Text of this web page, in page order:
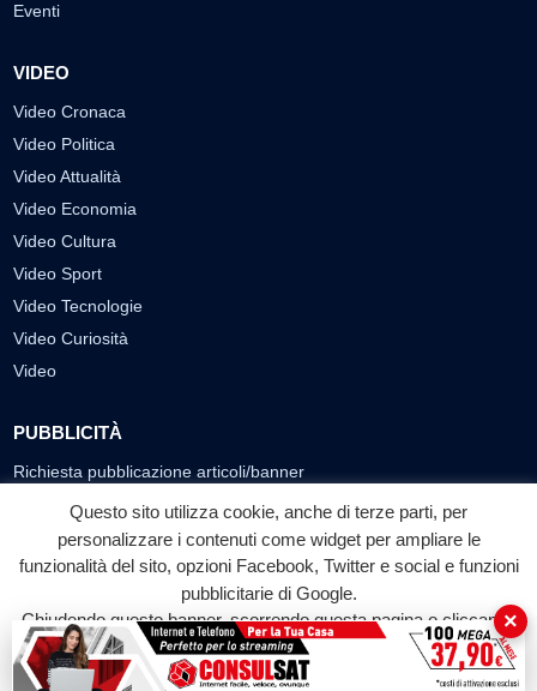
Eventi
VIDEO
Video Cronaca
Video Politica
Video Attualità
Video Economia
Video Cultura
Video Sport
Video Tecnologie
Video Curiosità
Video
PUBBLICITÀ
Richiesta pubblicazione articoli/banner
SEGUICI SUI SOCIAL
f
Facebook
◎ ▶
YouTube
© 2026 LABTV - Tutti i diritti riservati
Questo sito utilizza cookie, anche di terze parti, per
personalizzare i contenuti come widget per ampliare le
funzionalità del sito, opzioni Facebook, Twitter e social e funzioni
pubblicitarie di Google.
Chiudendo questo banner, scorrendo questa pagina o cliccando
su qualunque suo elemento acconsenti all'uso dei cookie.
Accetta
×